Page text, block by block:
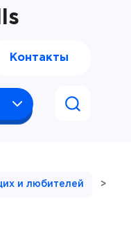
Контакты
и любителей >